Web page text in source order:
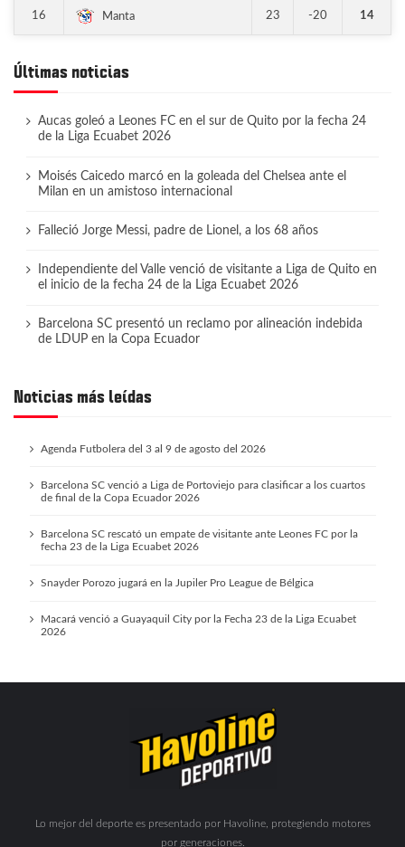
16 Manta 23 -20 14
Últimas noticias
Aucas goleó a Leones FC en el sur de Quito por la fecha 24
de la Liga Ecuabet 2026
Moisés Caicedo marcó en la goleada del Chelsea ante el
Milan en un amistoso internacional
Falleció Jorge Messi, padre de Lionel, a los 68 años
Independiente del Valle venció de visitante a Liga de Quito en
el inicio de la fecha 24 de la Liga Ecuabet 2026
Barcelona SC presentó un reclamo por alineación indebida
de LDUP en la Copa Ecuador
Noticias más leídas
Agenda Futbolera del 3 al 9 de agosto del 2026
Barcelona SC venció a Liga de Portoviejo para clasificar a los cuartos
de final de la Copa Ecuador 2026
Barcelona SC rescató un empate de visitante ante Leones FC por la
fecha 23 de la Liga Ecuabet 2026
Snayder Porozo jugará en la Jupiler Pro League de Bélgica
Macará venció a Guayaquil City por la Fecha 23 de la Liga Ecuabet
2026
Lo mejor del deporte es presentado por Havoline, protegiendo motores
por generaciones.